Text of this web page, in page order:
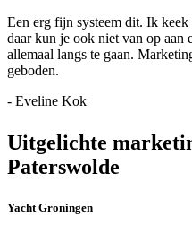
Een erg fijn systeem dit. Ik
daar kun je ook niet van op aan
allemaal langs te gaan.
geboden.
- Eveline Kok
Uitgelichte
Paterswolde
Yacht Groningen